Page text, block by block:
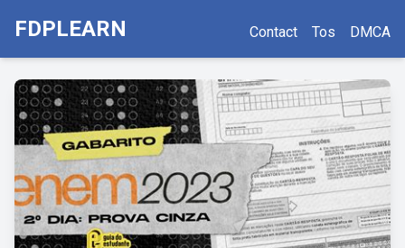
FDPLEARN Contact Tos DMCA